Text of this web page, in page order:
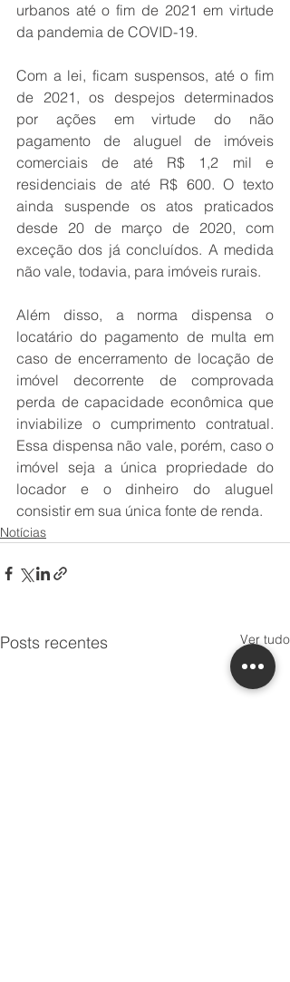
urbanos até o fim de 2021 em virtude
da pandemia de COVID-19.
Com a lei, ficam suspensos, até o fim
de 2021, os despejos determinados
por ações em virtude do não
pagamento de aluguel de imóveis
comerciais de até R$ 1,2 mil e
residenciais de até R$ 600. O texto
ainda suspende os atos praticados
desde 20 de março de 2020, com
exceção dos já concluídos. A medida
não vale, todavia, para imóveis rurais.
Além disso, a norma dispensa o
locatário do pagamento de multa em
caso de encerramento de locação de
imóvel decorrente de comprovada
perda de capacidade econômica que
inviabilize o cumprimento contratual.
Essa dispensa não vale, porém, caso o
imóvel seja a única propriedade do
locador e o dinheiro do aluguel
consistir em sua única fonte de renda.
Notícias
Posts recentes Ver tudo